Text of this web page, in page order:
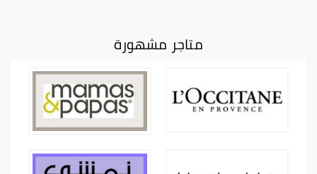
متاجر مشهورة